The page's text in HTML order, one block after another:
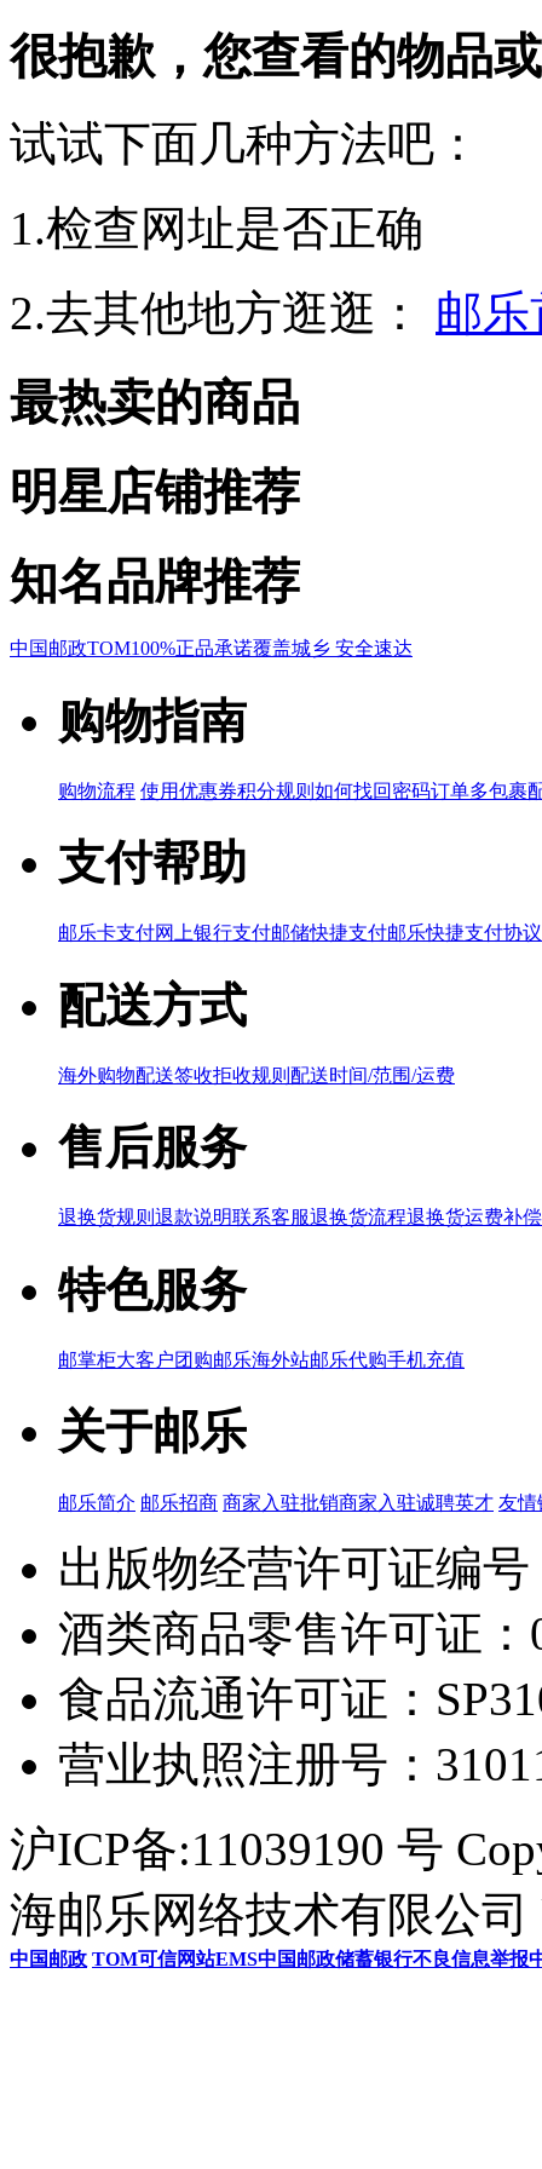
很抱歉，您查看的物品
试试下面几种方法吧：
1.检查网址是否正确
2.去其他地方逛逛：
邮
最热卖的商品
明星店铺推荐
知名品牌推荐
中国邮政TOM100%正品承诺覆盖城乡 安全速达
购物指南
购物流程 使用优惠券积分规则 如何找回密码订单多包裹
支付帮助
邮乐卡支付网上银行支付邮储快捷支付邮乐快捷支付协议
配送方式
海外购物配送签收拒收规则 配送时间/范围/运费
售后服务
退换货规则 退款说明联系客服退换货流程退换货运费补
特色服务
邮掌柜大客户团购邮乐海外站邮乐代购手机充值
关于邮乐
邮乐简介 邮乐招商 商家入驻批销商家入驻诚聘英才 友情
出版物经营许可证编
酒类商品零售许可证：
食品流通许可证：
营业执照注册号：
沪ICP备:11039190 号
海邮乐网络技术有限公司
中国邮政 TOM可信网站EMS中国邮政储蓄银行不良信息举报